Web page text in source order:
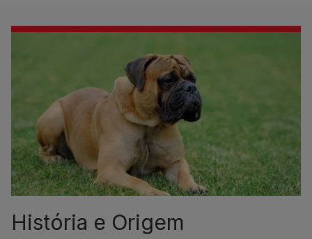
História e Origem